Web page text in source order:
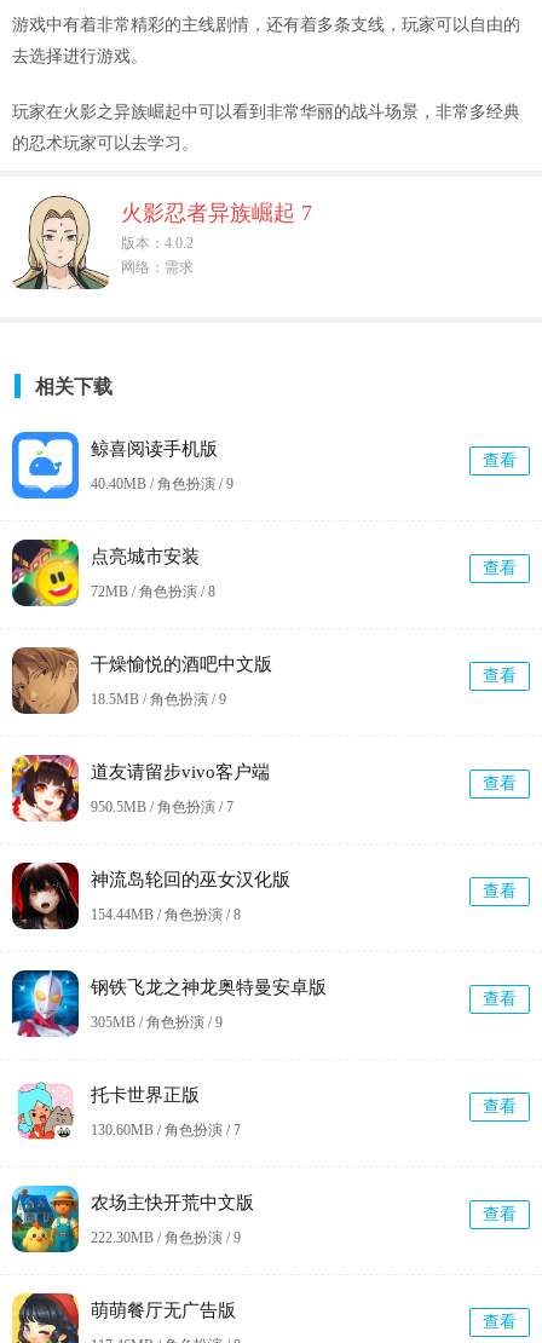
游戏中有着非常精彩的主线剧情，还有着多条支线，玩家可以自由的
去选择进行游戏。
玩家在火影之异族崛起中可以看到非常华丽的战斗场景，非常多经典
的忍术玩家可以去学习。
火影忍者异族崛起 7
版本：4.0.2
网络：需求
相关下载
鲸喜阅读手机版
40.40MB / 角色扮演 /9
查看
点亮城市安装
72MB / 角色扮演 /8
查看
干燥愉悦的酒吧中文版
18.5MB / 角色扮演 /9
查看
道友请留步vivo客户端
950.5MB / 角色扮演 /7
查看
神流岛轮回的巫女汉化版
154.44MB / 角色扮演 /8
查看
钢铁飞龙之神龙奥特曼安卓版
305MB / 角色扮演 /9
查看
托卡世界正版
130.60MB / 角色扮演 /7
查看
农场主快开荒中文版
222.30MB / 角色扮演 /9
查看
萌萌餐厅无广告版
查看